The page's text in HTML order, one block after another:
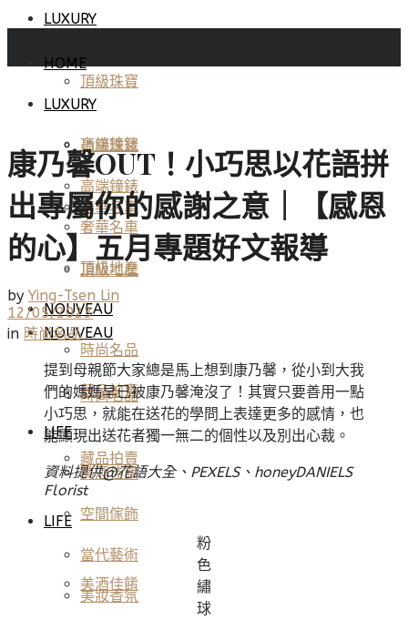
LUXURY
頂級珠寶
高端鐘錶
奢華名車
頂級地產
NOUVEAU
時尚名品
藏品拍賣
LIFE
美酒佳餚
HOME
LUXURY
頂級珠寶
高端鐘錶
奢華名車
頂級地產
NOUVEAU
時尚名品
藏品拍賣
LIFE
美酒佳餚
空間傢飾
當代藝術
美妝香氛
康乃馨OUT！小巧思以花語拼
出專屬你的感謝之意｜【感恩
的心】五月專題好文報導
by Ying-Tsen Lin
12/05/2023
in 時尚名品
提到母親節大家總是馬上想到康乃馨，從小到大我
們的媽媽早已被康乃馨淹沒了！其實只要善用一點
小巧思，就能在送花的學問上表達更多的感情，也
能顯現出送花者獨一無二的個性以及別出心裁。
資料提供@花語大全、PEXELS、honeyDANIELS
Florist
粉
色
繡
球